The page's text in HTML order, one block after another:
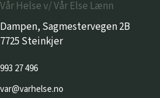
Vår Helse v/ Vår Else Lænn
Dampen, Sagmestervegen 2B
7725 Steinkjer
993 27 496
var@varhelse.no